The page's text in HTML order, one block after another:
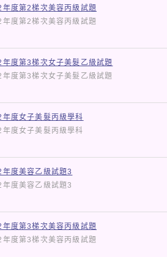
度第2梯次美容丙級試題
度第2梯次美容丙級試題
度第3梯次女子美髮乙級試題
度第3梯次女子美髮乙級試題
度女子美髮丙級學科
度女子美髮丙級學科
度美容乙級試題3
度美容乙級試題3
度第3梯次美容丙級試題
度第3梯次美容丙級試題